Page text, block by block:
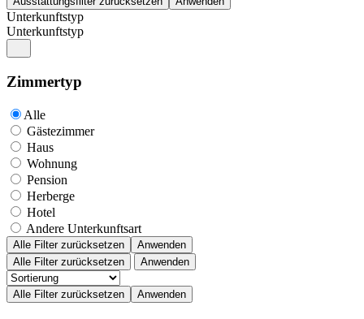
Unterkunftstyp
Unterkunftstyp
Zimmertyp
Alle
Gästezimmer
Haus
Wohnung
Pension
Herberge
Hotel
Andere Unterkunftsart
Alle Filter zurücksetzen
Anwenden
Alle Filter zurücksetzen
Anwenden